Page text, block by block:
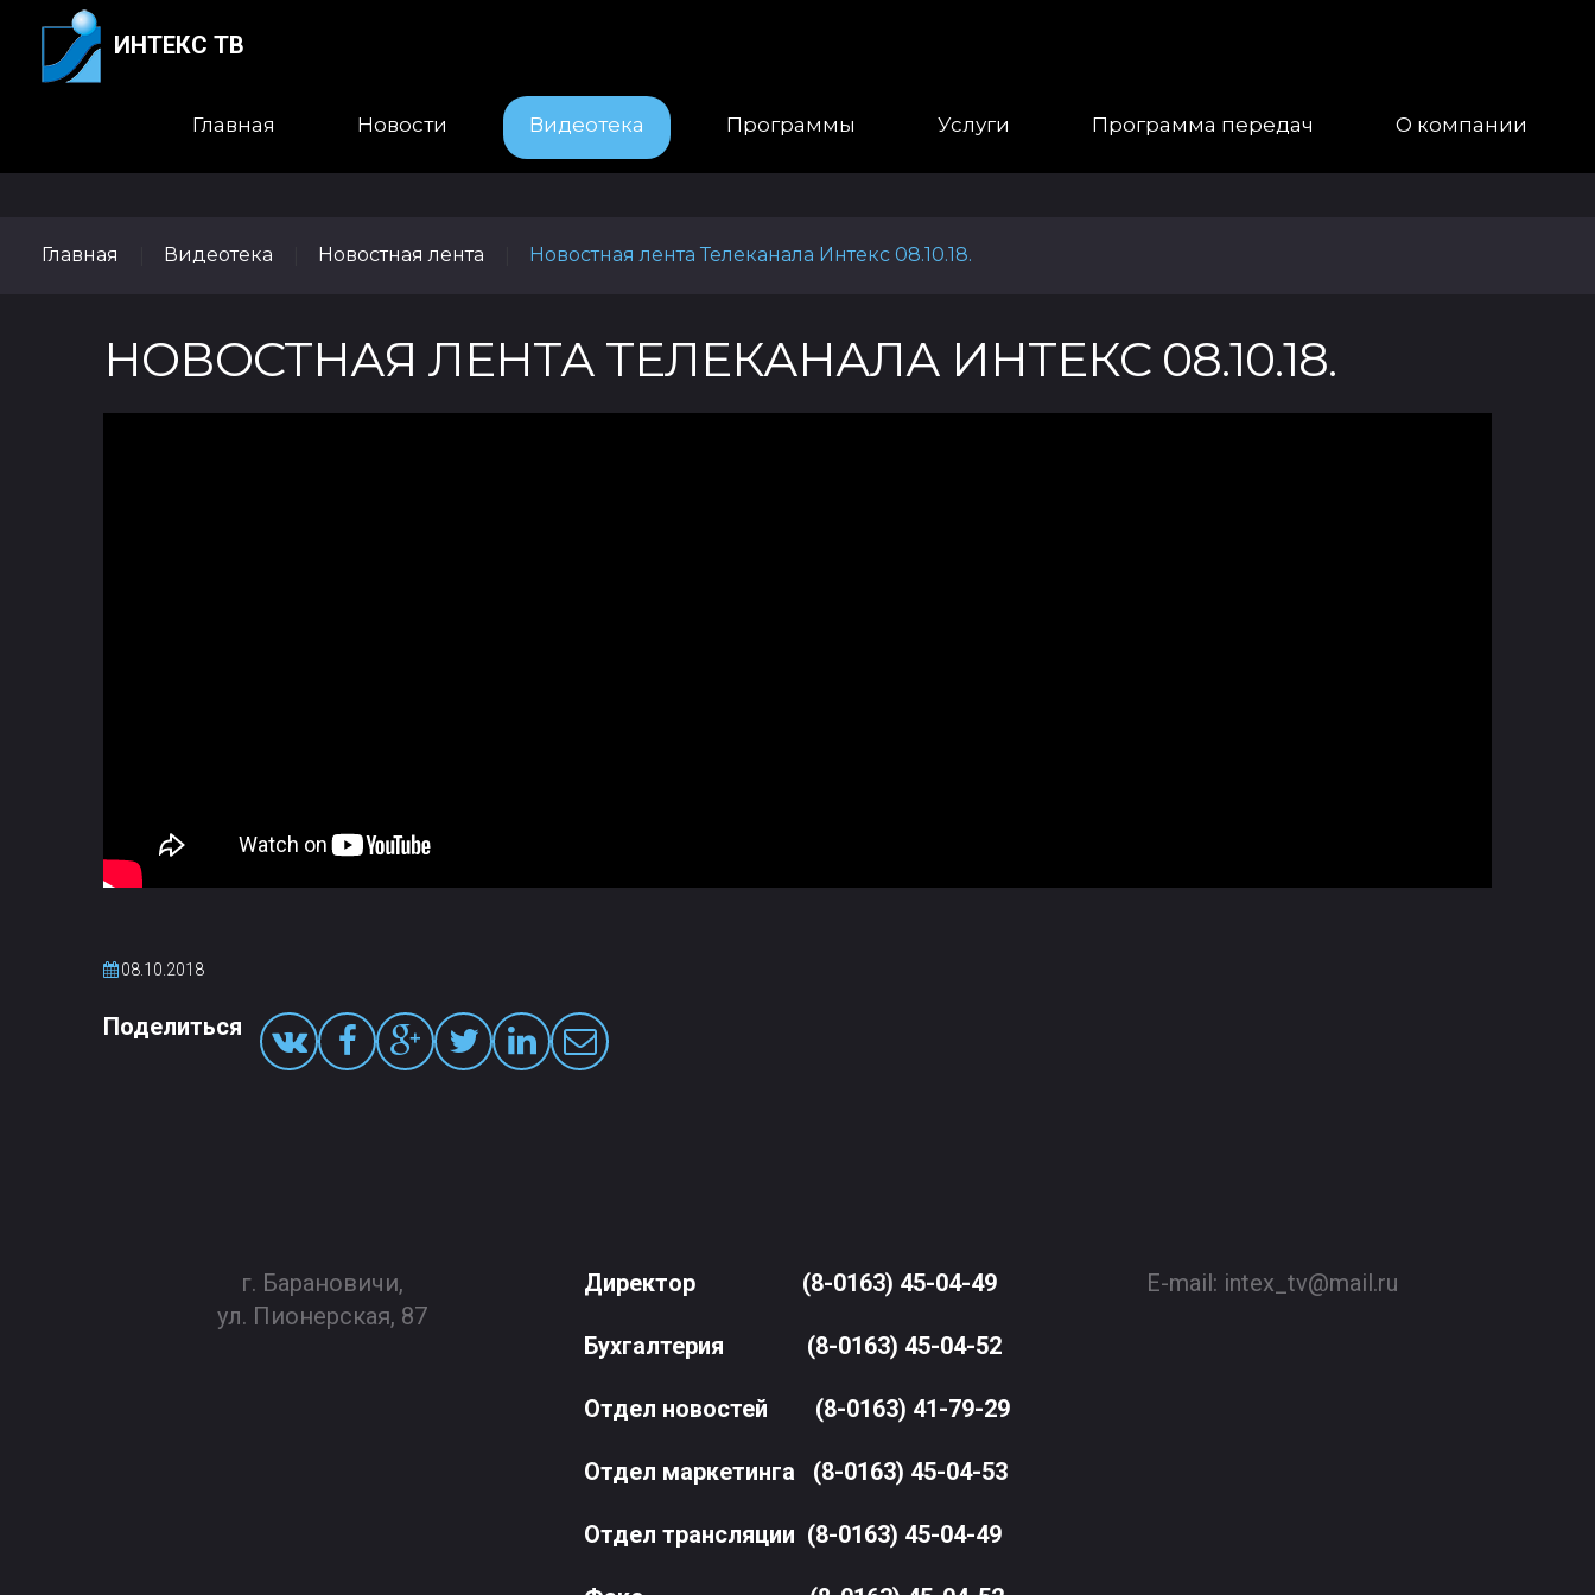
ИНТЕКС ТВ
Главная Новости Видеотека Программы Услуги Программа передач О компании
Главная Видеотека Новостная лента Новостная лента Телеканала Интекс 08.10.18.
НОВОСТНАЯ ЛЕНТА ТЕЛЕКАНАЛА ИНТЕКС 08.10.18.
08.10.2018
Поделиться
г. Барановичи,
ул. Пионерская, 87
Директор (8-0163) 45-04-49
Бухгалтерия (8-0163) 45-04-52
Отдел новостей (8-0163) 41-79-29
Отдел маркетинга (8-0163) 45-04-53
Отдел трансляции (8-0163) 45-04-49
E-mail: intex_tv@mail.ru